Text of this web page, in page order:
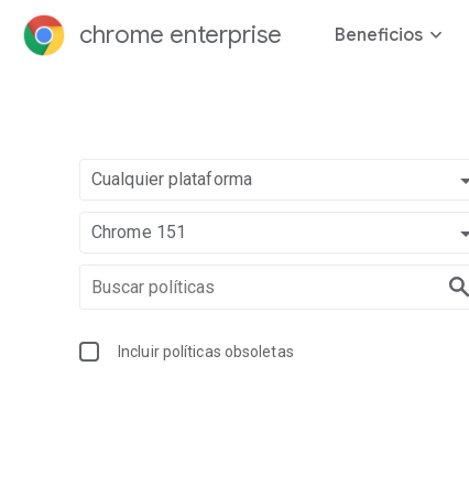
chrome enterprise Beneficios
Cualquier plataforma
Chrome 151
Incluir políticas obsoletas